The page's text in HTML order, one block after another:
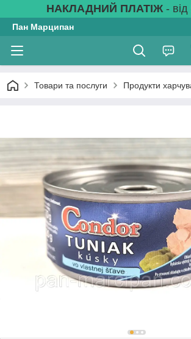
НАКЛАДНИЙ ПЛАТІЖ- від
Пан Марципан
Товари та послуги Продукти